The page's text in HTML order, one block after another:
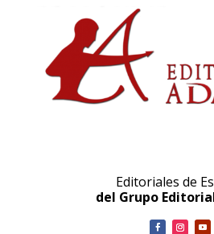
Editoriales de
del Grupo